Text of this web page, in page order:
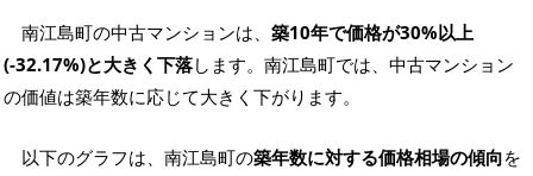
南江島町の中古マンションは、 築10年で価格が30%以上
(-32.17%)と大きく下落します。南江島町では、中古マンション
の価値は築年数に応じて大きく下がります。
以下のグラフは、南江島町の築年数に対する価格相場の傾向を